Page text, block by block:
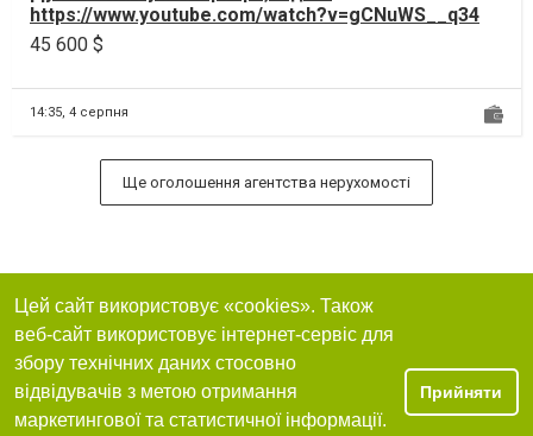
https://www.youtube.com/watch?v=gCNuWS__q34
Продаж від передставник...
45 600 $
14:35, 4 серпня
Ще оголошення агентства нерухомості
Цей сайт використовує «cookies». Також
веб-сайт використовує інтернет-сервіс для
збору технічних даних стосовно
відвідувачів з метою отримання
маркетингової та статистичної інформації.
Прийняти